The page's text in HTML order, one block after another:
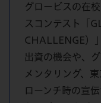
グロービスの在
スコンテスト「
CHALLENGE）
出資の機会や、
メンタリング、
ローンチ時の宣